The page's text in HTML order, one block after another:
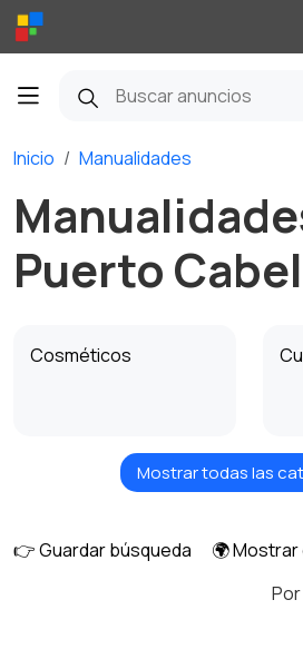
Inicio Manualidades
Puerto
Cosméticos
Muñecas y juguetesMostrar todas las
👉 Guardar búsqueda
🌍 Mostrar